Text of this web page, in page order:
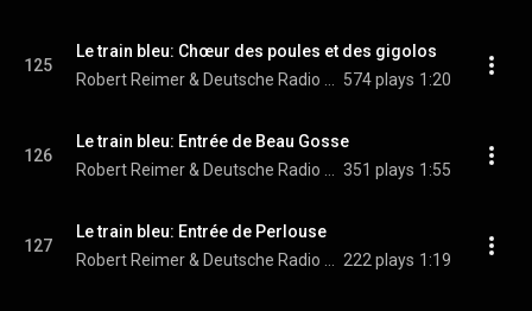
125
Le train bleu: Chœur des poules et des gigolos
574 plays 1:20
126
Le train bleu: Entrée de Beau Gosse
351 plays 1:55
127
Le train bleu: Entrée de Perlouse
222 plays 1:19